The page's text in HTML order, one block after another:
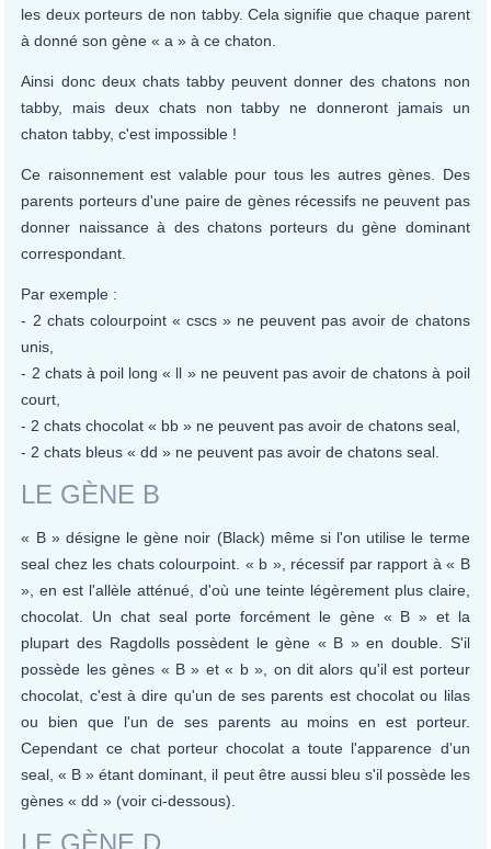
les deux porteurs de non tabby. Cela signifie que chaque parent
à donné son gène « a » à ce chaton.
Ainsi donc deux chats tabby peuvent donner des chatons non
tabby, mais deux chats non tabby ne donneront jamais un
chaton tabby, c'est impossible !
Ce raisonnement est valable pour tous les autres gènes. Des
parents porteurs d'une paire de gènes récessifs ne peuvent pas
donner naissance à des chatons porteurs du gène dominant
correspondant.
Par exemple :
- 2 chats colourpoint « cscs » ne peuvent pas avoir de chatons
unis,
- 2 chats à poil long « ll » ne peuvent pas avoir de chatons à poil
court,
- 2 chats chocolat « bb » ne peuvent pas avoir de chatons seal,
- 2 chats bleus « dd » ne peuvent pas avoir de chatons seal.
LE GÈNE B
« B » désigne le gène noir (Black) même si l'on utilise le terme
seal chez les chats colourpoint. « b », récessif par rapport à « B
», en est l'allèle atténué, d'où une teinte légèrement plus claire,
chocolat. Un chat seal porte forcément le gène « B » et la
plupart des Ragdolls possèdent le gène « B » en double. S'il
possède les gènes « B » et « b », on dit alors qu'il est porteur
chocolat, c'est à dire qu'un de ses parents est chocolat ou lilas
ou bien que l'un de ses parents au moins en est porteur.
Cependant ce chat porteur chocolat a toute l'apparence d'un
seal, « B » étant dominant, il peut être aussi bleu s'il possède les
gènes « dd » (voir ci-dessous).